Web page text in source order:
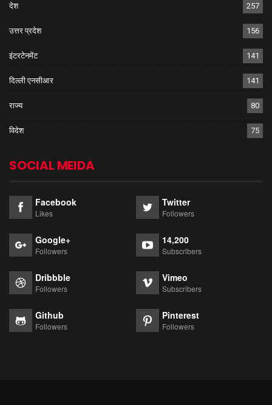
देश 257
उत्तर प्रदेश 156
इंटरटेनमेंट 141
दिल्ली एनसीआर 141
राज्य 80
विदेश 75
SOCIAL MEIDA
Facebook
Likes
Twitter
Followers
Google+
Followers
14,200
Subscribers
Dribbble
Followers
Vimeo
Subscribers
Github
Followers
Pinterest
Followers